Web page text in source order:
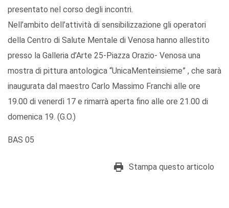
presentato nel corso degli incontri.
Nell’ambito dell’attività di sensibilizzazione gli operatori
della Centro di Salute Mentale di Venosa hanno allestito
presso la Galleria d’Arte 25-Piazza Orazio- Venosa una
mostra di pittura antologica “UnicaMenteinsieme” , che sarà
inaugurata dal maestro Carlo Massimo Franchi alle ore
19.00 di venerdì 17 e rimarrà aperta fino alle ore 21.00 di
domenica 19. (G.O.)
BAS 05
Stampa questo articolo